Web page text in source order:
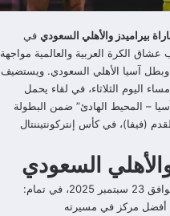
بيراميدز والأهلي السعودي في
2025، حيث يترقب عشاق الكرة العربية والعالمية مواجهة
وبطل آسيا الأهلي السعودي. ويستضيف
اليوم الثلاثاء، في لقاء يحمل
– المحيط الهادئ” ضمن البطولة
(فيفا)، في كأس إنتركونتيننتال
السعودي
تمام: